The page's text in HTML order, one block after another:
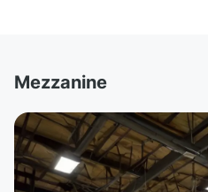
Mezzanine